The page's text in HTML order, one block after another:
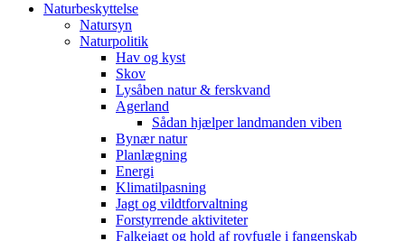
Naturbeskyttelse
Natursyn
Naturpolitik
Hav og kyst
Skov
Lysåben natur & ferskvand
Agerland
Sådan hjælper landmanden viben
Bynær natur
Planlægning
Energi
Klimatilpasning
Jagt og vildtforvaltning
Forstyrrende aktiviteter
Falkejagt og hold af rovfugle i fangenskab